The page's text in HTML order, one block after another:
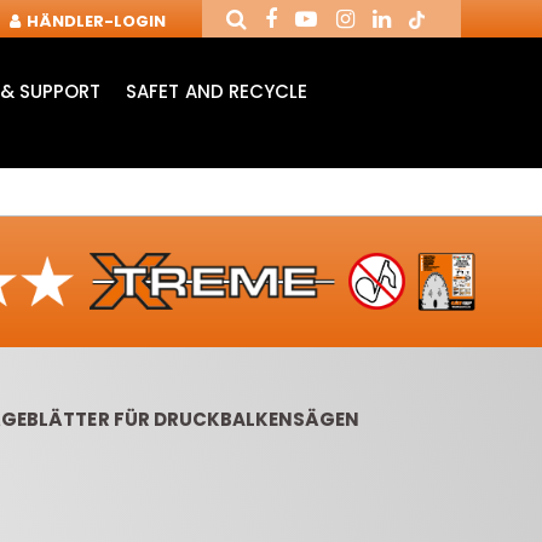
HÄNDLER-LOGIN
SUPPORT
SAFET AND RECYCLE
FÜR DRUCKBALKENSÄGEN